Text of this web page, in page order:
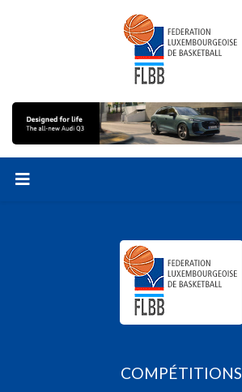
COMPÉTITIONS